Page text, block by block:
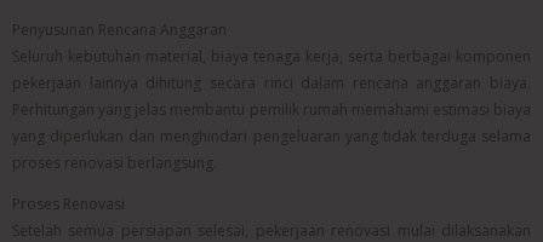
Penyusunan Rencana Anggaran
Seluruh kebutuhan material, biaya tenaga kerja, serta berbagai komponen
pekerjaan lainnya dihitung secara rinci dalam rencana anggaran biaya.
Perhitungan yang jelas membantu pemilik rumah memahami estimasi biaya
yang diperlukan dan menghindari pengeluaran yang tidak terduga selama
proses renovasi berlangsung.
Proses Renovasi
Setelah semua persiapan selesai, pekerjaan renovasi mulai dilaksanakan